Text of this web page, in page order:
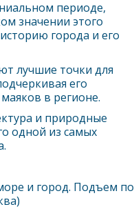
периоде,
значении этого
города и его
лучшие точки для
его
в регионе.
и природные
одной из самых
и город. Подъем по